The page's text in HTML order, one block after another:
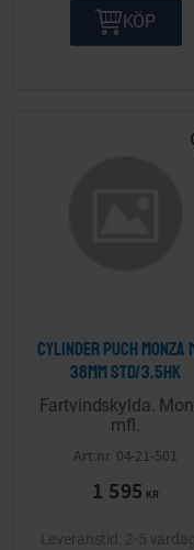
KÖP
Cylinder Puch Monza
38mm STD/3.5hk
Fartvindskylda.
mfl.
04-21-501
1 595 KR
2-5